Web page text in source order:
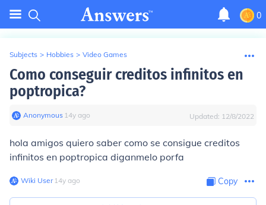
0
Subjects > Hobbies > Video Games
Como conseguir creditos infinitos en
poptropica?
Anonymous∙ 14y ago Updated: 12/8/2022
hola amigos quiero saber como se consigue creditos
infinitos en poptropica diganmelo porfa
Wiki User∙14y ago Copy